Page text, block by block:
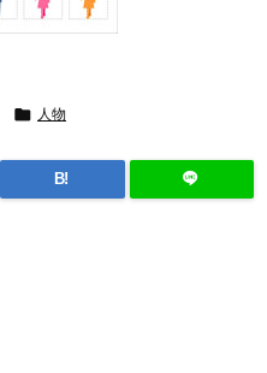
 人物
B!